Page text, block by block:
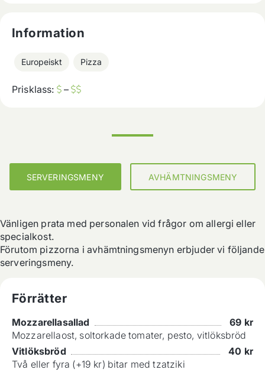
Information
Europeiskt Pizza
Prisklass: –
SERVERINGSMENY AVHÄMTNINGSMENY
Vänligen prata med personalen vid frågor om allergi eller
specialkost.
Förutom pizzorna i avhämtningsmenyn erbjuder vi följande
serveringsmeny.
Förrätter
Mozzarellasallad 69 kr
Mozzarellaost, soltorkade tomater, pesto, vitlöksbröd
Vitlöksbröd
40 kr
Två eller fyra (+19 kr) bitar med tzatziki